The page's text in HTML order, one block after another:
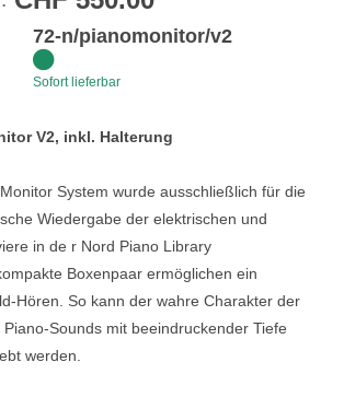
72-n/pianomonitor/v2
Sofort lieferbar
V2, inkl. Halterung
System wurde ausschließlich für die
Wiedergabe der elektrischen und
in de r Nord Piano Library
Boxenpaar ermöglichen ein
Hören. So kann der wahre Charakter der
Sounds mit beeindruckender Tiefe
werden.